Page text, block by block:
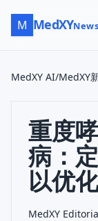
M MedXYNews
MedXY AI/MedXY
重度
病：
以优
MedXY